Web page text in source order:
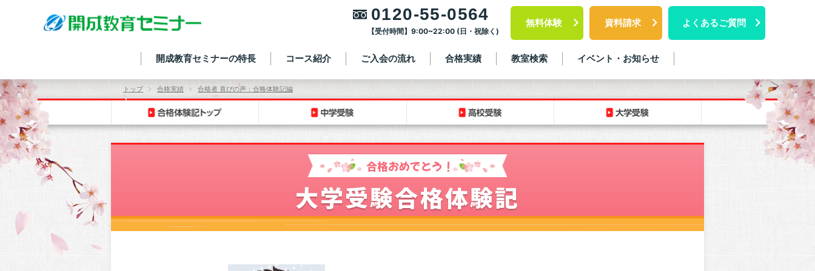
0120-55-0564
【受付時間】9:00~22:00 (日・祝除く)
無料体験 資料請求 よくあるご質問
開成教育セミナーの特長 コース紹介 ご入会の流れ 合格実績 教室検索 イベント・お知らせ
トップ 合格実績 合格者 喜びの声：合格体験記編
合格おめでとう！
大学受験合格体験記